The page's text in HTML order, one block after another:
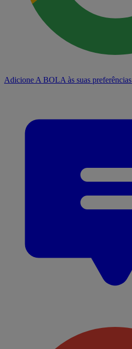
Adicione A BOLA às suas